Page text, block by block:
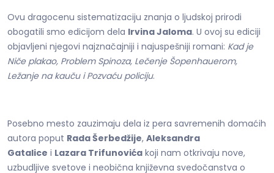
Ovu dragocenu sistematizaciju znanja o ljudskoj prirodi
obogatili smo edicijom dela Irvina Jaloma. U ovoj su ediciji
objavljeni njegovi najznačajniji i najuspešniji romani: Kad je
Niče plakao, Problem Spinoza, Lečenje Šopenhauerom,
Ležanje na kauču i Pozvaću policiju.
Posebno mesto zauzimaju dela iz pera savremenih domaćih
autora poput Rada Šerbedžije, Aleksandra
Gatalice i Lazara Trifunovića koji nam otkrivaju nove,
uzbudljive svetove i neobična književna svedočanstva o